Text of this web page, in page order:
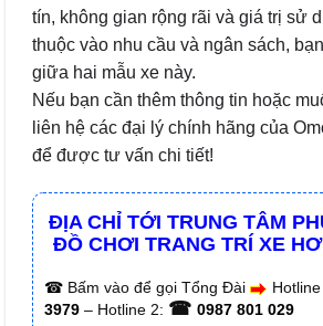
tín, không gian rộng rãi và giá trị sử
thuộc vào nhu cầu và ngân sách,
giữa hai mẫu xe này.
Nếu bạn cần thêm thông tin hoặc
liên hệ các đại lý chính hãng của
để được tư vấn chi tiết!
ĐỊA CHỈ TỚI TRUNG TÂM
ĐỒ CHƠI TRANG TRÍ XE
☎ Bấm vào để gọi Tổng Đài
3979 – Hotline 2: ☎ 0987 801 029